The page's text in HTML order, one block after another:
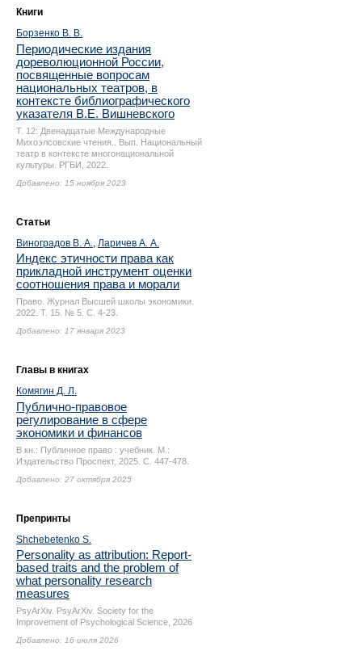
Книги
Борзенко В. В.
Периодические издания
дореволюционной России,
посвященные вопросам
национальных театров, в
контексте библиографического
указателя В.Е. Вишневского
Т. 12: Двенадцатые Международные
Михоэлсовские чтения.. Вып. Национальный
театр в контексте многонациональной
культуры. РГБИ, 2022.
Добавлено: 15 ноября 2023
Статьи
Виноградов В. А.
Ларичев А. А.
Индекс этичности права как
прикладной инструмент оценки
соотношения права и морали
Право. Журнал Высшей школы экономики.
2022. Т. 15. № 5. С. 4-23.
Добавлено: 17 января 2023
Главы в книгах
Комягин Д. Л.
Публично-правовое
регулирование в сфере
экономики и финансов
В кн.: Публичное право : учебник. М.:
Издательство Проспект, 2025. С. 447-478.
Добавлено: 27 октября 2025
Препринты
Shchebetenko S.
Personality as attribution: Report-
based traits and the problem of
what personality research
measures
PsyArXiv. PsyArXiv. Society for the
Improvement of Psychological Science, 2026
Добавлено: 16 июля 2026